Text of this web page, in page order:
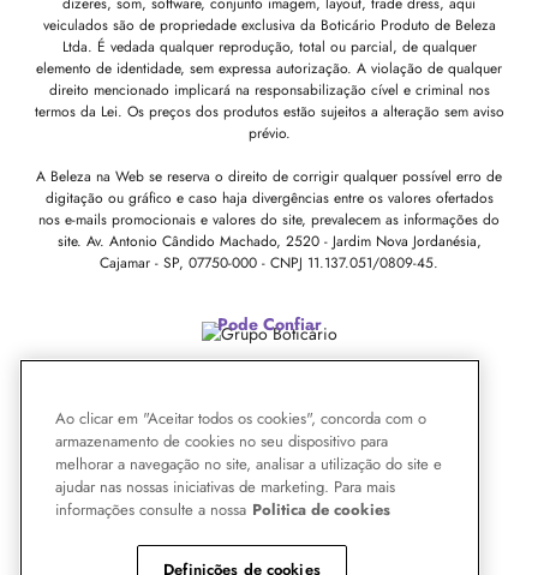
veiculados são de propriedade exclusiva da Boticário Produto de Beleza
Ltda. É vedada qualquer reprodução, total ou parcial, de qualquer
elemento de identidade, sem expressa autorização. A violação de qualquer
direito mencionado implicará na responsabilização cível e criminal nos
termos da Lei. Os preços dos produtos estão sujeitos a alteração sem aviso
prévio.
A Beleza na Web se reserva o direito de corrigir qualquer possível erro de
digitação ou gráfico e caso haja divergências entre os valores ofertados
nos e-mails promocionais e valores do site, prevalecem as informações do
site. Av. Antonio Cândido Machado, 2520 - Jardim Nova Jordanésia,
Cajamar - SP, 07750-000 - CNPJ 11.137.051/0809-45.
Pode Confiar
Ao clicar em "Aceitar todos os cookies", concorda com o
armazenamento de cookies no seu dispositivo para
melhorar a navegação no site, analisar a utilização do site e
ajudar nas nossas iniciativas de marketing. Para mais
informações consulte a nossa Politica de cookies
Definições de cookies